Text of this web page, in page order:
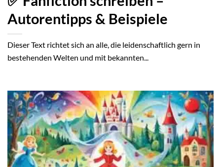
Autorentipps & Beispiele
Dieser Text richtet sich an alle, die leidenschaftlich gern in
bestehenden Welten und mit bekannten...